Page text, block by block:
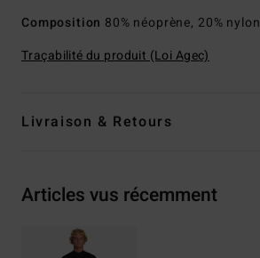
Composition 80% néoprène, 20% nylon
Traçabilité du produit (Loi Agec)
Livraison & Retours
Articles vus récemment